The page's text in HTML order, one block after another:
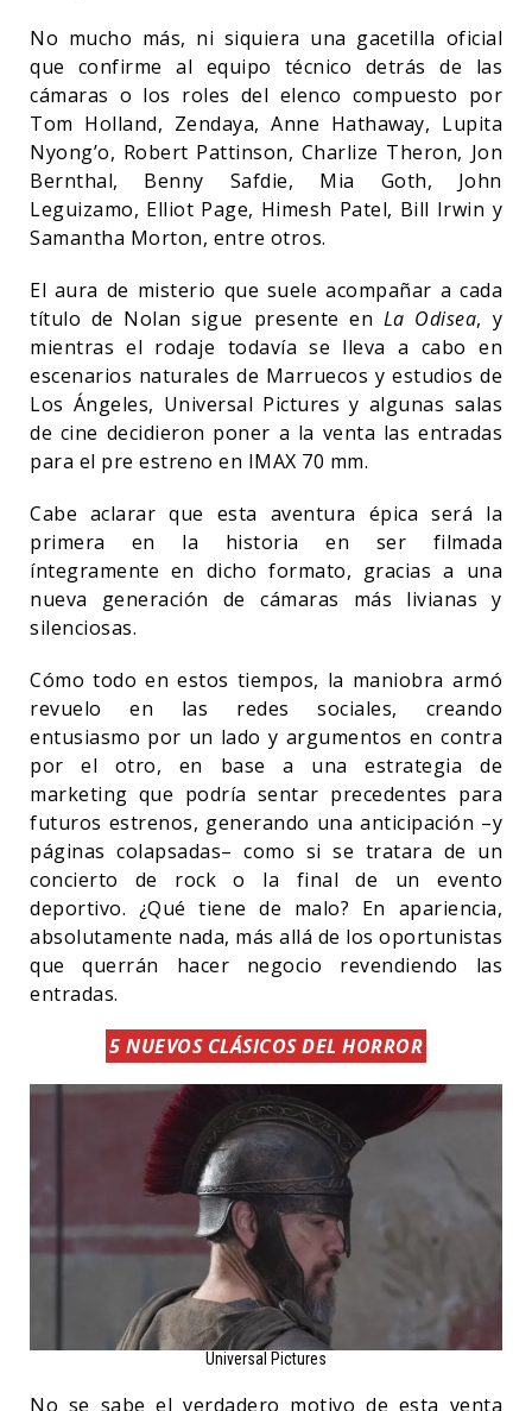
No mucho más, ni siquiera una gacetilla oficial
que confirme al equipo técnico detrás de las
cámaras o los roles del elenco compuesto por
Tom Holland, Zendaya, Anne Hathaway, Lupita
Nyong’o, Robert Pattinson, Charlize Theron, Jon
Bernthal, Benny Safdie, Mia Goth, John
Leguizamo, Elliot Page, Himesh Patel, Bill Irwin y
Samantha Morton, entre otros.
El aura de misterio que suele acompañar a cada
título de Nolan sigue presente en La Odisea, y
mientras el rodaje todavía se lleva a cabo en
escenarios naturales de Marruecos y estudios de
Los Ángeles, Universal Pictures y algunas salas
de cine decidieron poner a la venta las entradas
para el pre estreno en IMAX 70 mm.
Cabe aclarar que esta aventura épica será la
primera en la historia en ser filmada
íntegramente en dicho formato, gracias a una
nueva generación de cámaras más livianas y
silenciosas.
Cómo todo en estos tiempos, la maniobra armó
revuelo en las redes sociales, creando
entusiasmo por un lado y argumentos en contra
por el otro, en base a una estrategia de
marketing que podría sentar precedentes para
futuros estrenos, generando una anticipación –y
páginas colapsadas– como si se tratara de un
concierto de rock o la final de un evento
deportivo. ¿Qué tiene de malo? En apariencia,
absolutamente nada, más allá de los oportunistas
que querrán hacer negocio revendiendo las
entradas.
5 NUEVOS CLÁSICOS DEL HORROR
Universal Pictures
No se sabe el verdadero motivo de esta venta